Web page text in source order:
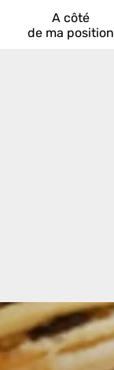
A côté
de ma position